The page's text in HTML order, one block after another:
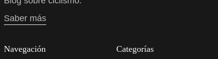
Saber más
Navegación Categorías